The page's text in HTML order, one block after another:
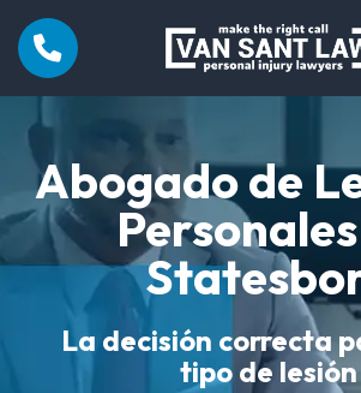
Abogado de
La decisión correcta
tipo de lesión